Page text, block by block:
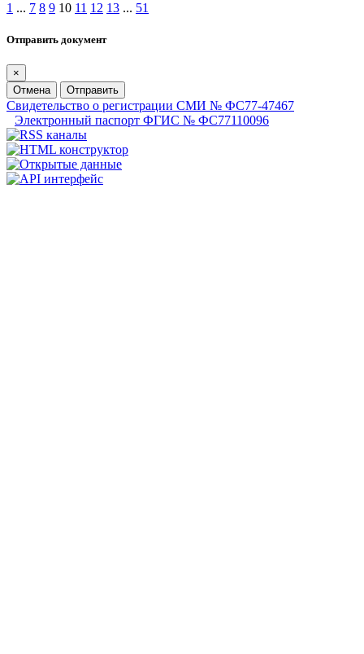
1 ... 7 8 9 10 11 12 13 ... 51
Отправить документ
×
Отмена
Отправить
Свидетельство о регистрации СМИ № ФС77-47467
Электронный паспорт ФГИС № ФС77110096